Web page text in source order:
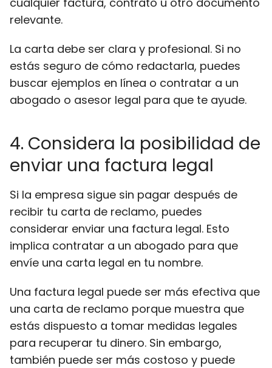
relevante.
La carta debe ser clara y profesional. Si no
estás seguro de cómo redactarla, puedes
buscar ejemplos en línea o contratar a un
abogado o asesor legal para que te ayude.
4. Considera la posibilidad de
enviar una factura legal
Si la empresa sigue sin pagar después de
recibir tu carta de reclamo, puedes
considerar enviar una factura legal. Esto
implica contratar a un abogado para que
envíe una carta legal en tu nombre.
Una factura legal puede ser más efectiva que
una carta de reclamo porque muestra que
estás dispuesto a tomar medidas legales
para recuperar tu dinero. Sin embargo,
también puede ser más costoso y puede